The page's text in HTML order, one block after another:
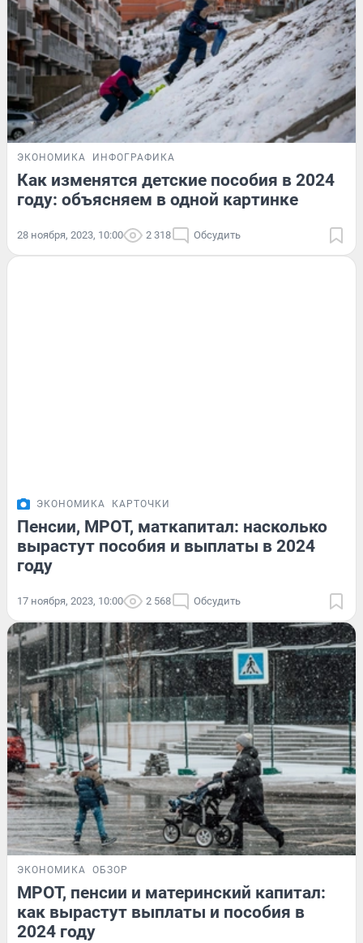
ЭКОНОМИКА ИНФОГРАФИКА
Как изменятся детские пособия в 2024
году: объясняем в одной картинке
28 ноября, 2023, 10:00 2 318 Обсудить
ЭКОНОМИКА КАРТОЧКИ
Пенсии, МРОТ, маткапитал: насколько
вырастут пособия и выплаты в 2024
году
17 ноября, 2023, 10:00 2 568 Обсудить
ЭКОНОМИКА ОБЗОР
МРОТ, пенсии и материнский капитал:
как вырастут выплаты и пособия в
2024 году